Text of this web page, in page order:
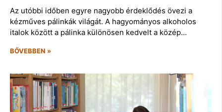
Az utóbbi időben egyre nagyobb érdeklődés övezi a
kézműves pálinkák világát. A hagyományos alkoholos
italok között a pálinka különösen kedvelt a közép…
BŐVEBBEN »